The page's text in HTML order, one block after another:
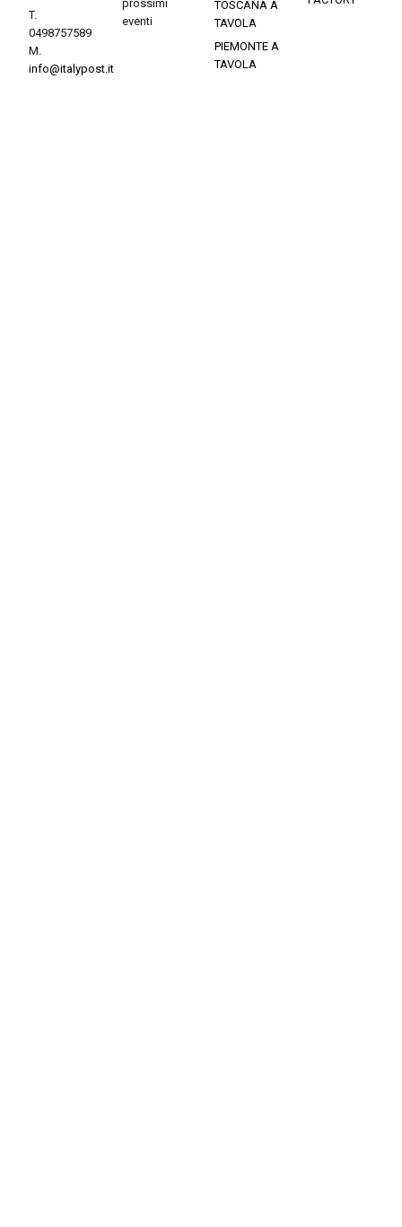
T.
0498757589
M.
info@italypost.it
prossimi
eventi
TOSCANA A
TAVOLA
PIEMONTE A
TAVOLA